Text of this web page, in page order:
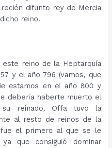
difunto rey de Mercia
reino.
reino de la Heptarquía
y el año 796 (vamos, que
estamos en el año 800 y
debería haberte muerto el
su reinado, Offa tuvo la
al resto de reinos de la
fue el primero al que se le
que consiguió dominar